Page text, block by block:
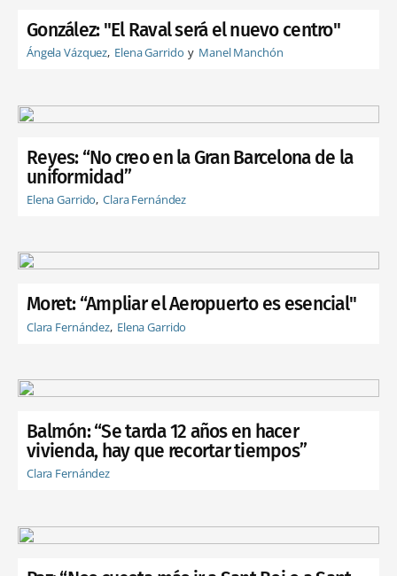
González: "El Raval será el nuevo centro"
Ángela Vázquez Elena Garrido Manel Manchón
Reyes: “No creo en la Gran Barcelona de la
uniformidad”
Elena Garrido Clara Fernández
Moret: “Ampliar el Aeropuerto es esencial"
Clara Fernández Elena Garrido
Balmón: “Se tarda 12 años en hacer
vivienda, hay que recortar tiempos”
Clara Fernández